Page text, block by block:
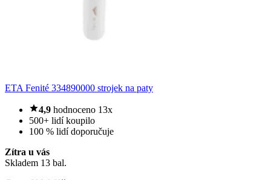
ETA Fenité 334890000 strojek na paty
4,9 hodnoceno 13x
500+ lidí koupilo
100 % lidí doporučuje
Zítra u vás
Skladem 13 bal.